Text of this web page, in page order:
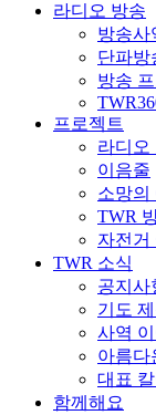
라디오 방송
방송사
단파방
방송
프로젝트
라디오
이음줄
소망의
TWR
자전거
TWR 소식
공지사
기도
사역 이
아름다
대표
함께해요